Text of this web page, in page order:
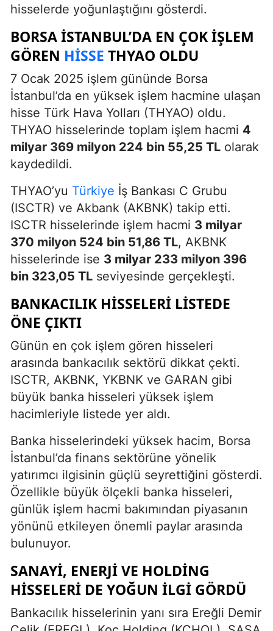
hisselerde yoğunlaştığını gösterdi.
BORSA İSTANBUL’DA EN ÇOK IŞLEM
GÖREN HISSE THYAO OLDU
7 Ocak 2025 işlem gününde Borsa
İstanbul’da en yüksek işlem hacmine ulaşan
hisse Türk Hava Yolları (THYAO) oldu.
THYAO hisselerinde toplam işlem hacmi 4
milyar 369 milyon 224 bin 55,25 TL olarak
kaydedildi.
THYAO’yu Türkiye İş Bankası C Grubu
(ISCTR) ve Akbank (AKBNK) takip etti.
ISCTR hisselerinde işlem hacmi 3 milyar
370 milyon 524 bin 51,86 TL, AKBNK
hisselerinde ise 3 milyar 233 milyon 396
bin 323,05 TL seviyesinde gerçekleşti.
BANKACILIK HISSELERI LISTEDE
ÖNE ÇIKTI
Günün en çok işlem gören hisseleri
arasında bankacılık sektörü dikkat çekti.
ISCTR, AKBNK, YKBNK ve GARAN gibi
büyük banka hisseleri yüksek işlem
hacimleriyle listede yer aldı.
Banka hisselerindeki yüksek hacim, Borsa
İstanbul’da finans sektörüne yönelik
yatırımcı ilgisinin güçlü seyrettiğini gösterdi.
Özellikle büyük ölçekli banka hisseleri,
günlük işlem hacmi bakımından piyasanın
yönünü etkileyen önemli paylar arasında
bulunuyor.
SANAYI, ENERJI VE HOLDING
HISSELERI DE YOĞUN ILGI GÖRDÜ
Bankacılık hisselerinin yanı sıra Ereğli Demir